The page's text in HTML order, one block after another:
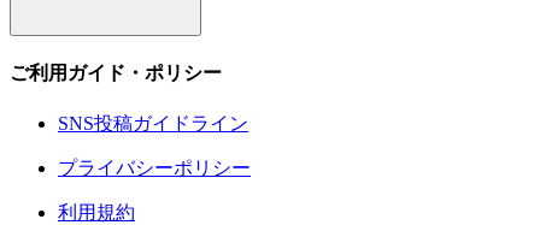
ご利用ガイド・ポリシー
SNS投稿ガイドライン
プライバシーポリシー
利用規約